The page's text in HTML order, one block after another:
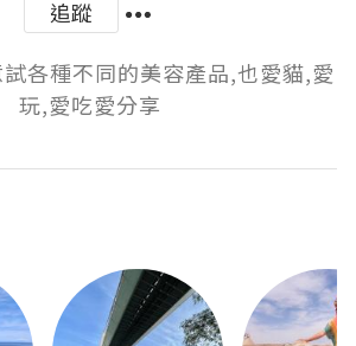
追蹤
各種不同的美容產品,也愛貓,愛
玩,愛吃愛分享